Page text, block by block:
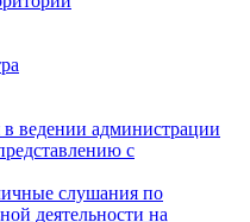
ведении администрации
с
слушания по
деятельности на